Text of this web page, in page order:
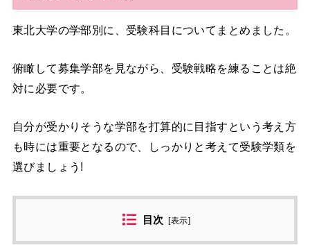
東北大学の学部別に、受験科目についてまとめました。
俯瞰して募集学部を見ながら、受験戦略を練ることは絶
対に必要です。
自分が受かりそうな学部を打算的に目指すという考え方
も時には重要となるので、しっかりと考えて受験学類を
選びましょう!
目次 [表示]